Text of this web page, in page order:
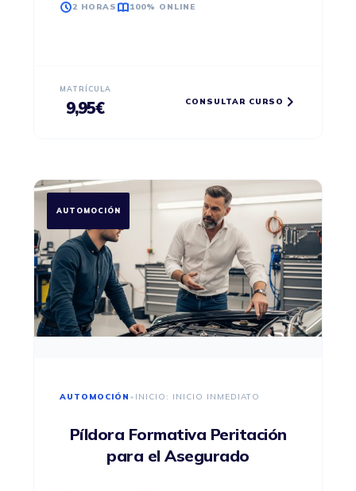
2 HORAS 100% ONLINE
MATRÍCULA
9,95€ CONSULTAR CURSO
AUTOMOCIÓN
AUTOMOCIÓN • INICIO: INICIO INMEDIATO
Píldora Formativa Peritación
para el Asegurado